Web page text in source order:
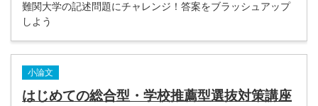
難関大学の記述問題にチャレンジ！答案をブラッシュアップ
しよう
小論文
はじめての総合型・学校推薦型選抜対策講座